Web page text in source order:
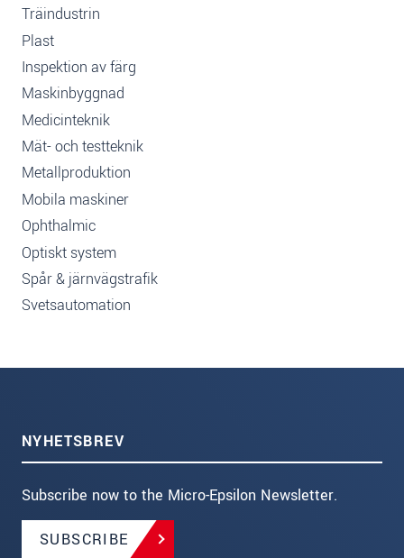
Träindustrin
Plast
Inspektion av färg
Maskinbyggnad
Medicinteknik
Mät- och testteknik
Metallproduktion
Mobila maskiner
Ophthalmic
Optiskt system
Spår & järnvägstrafik
Svetsautomation
NYHETSBREV
Subscribe now to the Micro-Epsilon Newsletter.
SUBSCRIBE